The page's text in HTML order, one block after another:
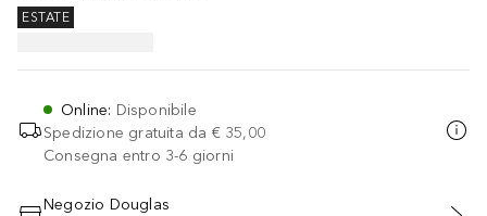
ESTATE
Online: Disponibile
Spedizione gratuita da € 35,00
Consegna entro 3-6 giorni
Negozio Douglas